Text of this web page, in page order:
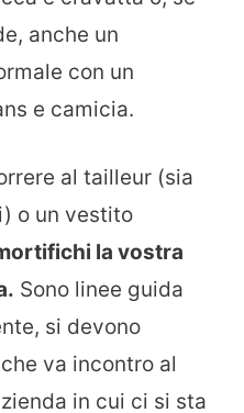
anche un
con un
e camicia.
al tailleur (sia
o un vestito
la vostra
Sono linee guida
si devono
va incontro al
in cui ci si sta